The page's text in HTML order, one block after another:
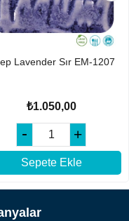
Lavender Sır EM-1207
₺1.050,00
Sepete Ekle